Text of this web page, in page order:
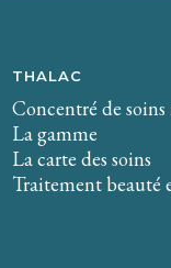
THALAC
Concentré de soins
La gamme
La carte des soins
Traitement beauté